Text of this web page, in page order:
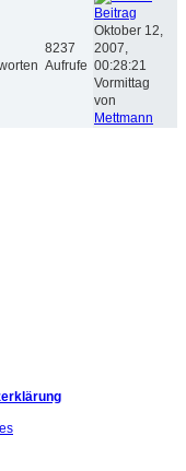
8237
Aufrufe
Oktober 12,
2007,
00:28:21
Vormittag
von
Mettmann